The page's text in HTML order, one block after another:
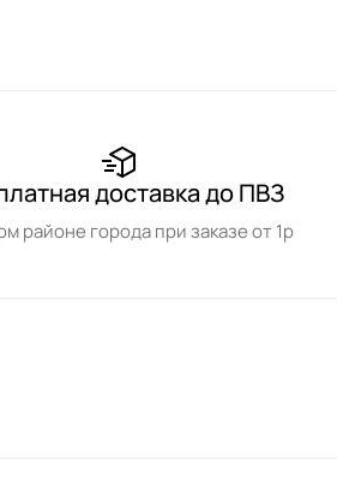
доставка до ПВЗ
районе города при заказе от 1р